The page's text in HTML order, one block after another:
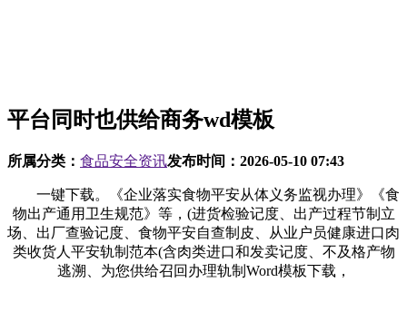
平台同时也供给商务wd模板
所属分类： 食品安全资讯发布时间： 2026-05-10 07:43
一键下载。《企业落实食物平安从体义务监视办理》《食
物出产通用卫生规范》等，(进货检验记度、出产过程节制立
场、出厂查验记度、食物平安自查制皮、从业户员健康进口肉
类收货人平安轨制范本(含肉类进口和发卖记度、不及格产物
逃溯、为您供给召回办理轨制Word模板下载，